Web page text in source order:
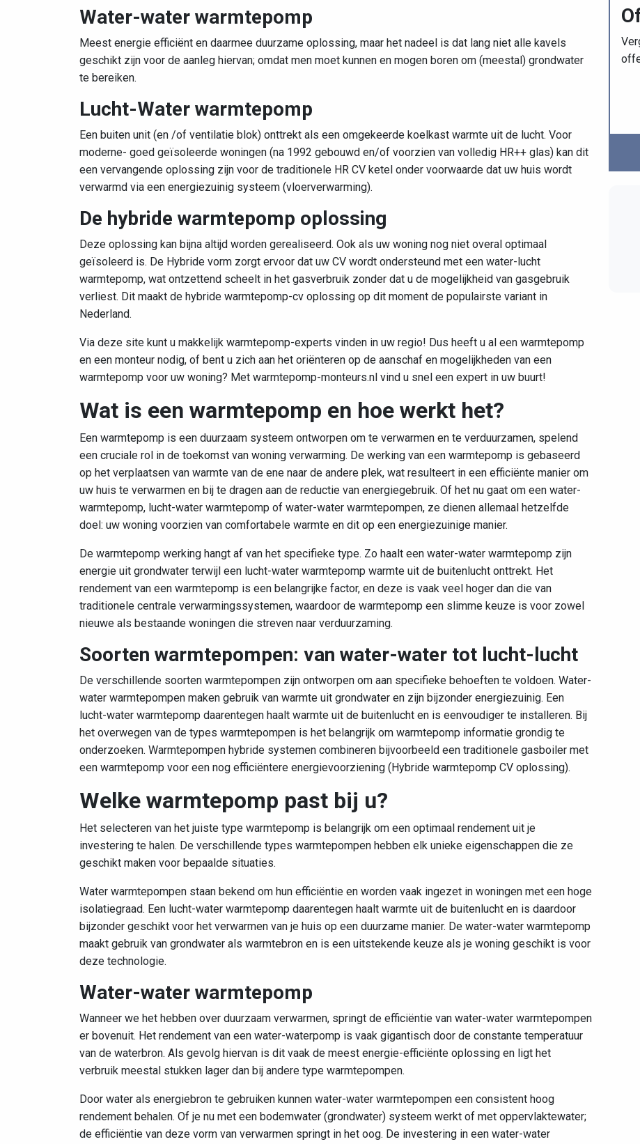
Water-water warmtepomp
Meest energie efficiënt en daarmee duurzame oplossing, maar het nadeel is dat lang niet alle kavels
geschikt zijn voor de aanleg hiervan; omdat men moet kunnen en mogen boren om (meestal) grondwater
te bereiken.
Lucht-Water warmtepomp
Een buiten unit (en /of ventilatie blok) onttrekt als een omgekeerde koelkast warmte uit de lucht. Voor
moderne- goed geïsoleerde woningen (na 1992 gebouwd en/of voorzien van volledig HR++ glas) kan dit
een vervangende oplossing zijn voor de traditionele HR CV ketel onder voorwaarde dat uw huis wordt
verwarmd via een energiezuinig systeem (vloerverwarming).
De hybride warmtepomp oplossing
Deze oplossing kan bijna altijd worden gerealiseerd. Ook als uw woning nog niet overal optimaal
geïsoleerd is. De Hybride vorm zorgt ervoor dat uw CV wordt ondersteund met een water-lucht
warmtepomp, wat ontzettend scheelt in het gasverbruik zonder dat u de mogelijkheid van gasgebruik
verliest. Dit maakt de hybride warmtepomp-cv oplossing op dit moment de populairste variant in
Nederland.
Via deze site kunt u makkelijk warmtepomp-experts vinden in uw regio! Dus heeft u al een warmtepomp
en een monteur nodig, of bent u zich aan het oriënteren op de aanschaf en mogelijkheden van een
warmtepomp voor uw woning? Met warmtepomp-monteurs.nl vind u snel een expert in uw buurt!
Wat is een warmtepomp en hoe werkt het?
Een warmtepomp is een duurzaam systeem ontworpen om te verwarmen en te verduurzamen, spelend
een cruciale rol in de toekomst van woning verwarming. De werking van een warmtepomp is gebaseerd
op het verplaatsen van warmte van de ene naar de andere plek, wat resulteert in een efficiënte manier om
uw huis te verwarmen en bij te dragen aan de reductie van energiegebruik. Of het nu gaat om een water-
warmtepomp, lucht-water warmtepomp of water-water warmtepompen, ze dienen allemaal hetzelfde
doel: uw woning voorzien van comfortabele warmte en dit op een energiezuinige manier.
De warmtepomp werking hangt af van het specifieke type. Zo haalt een water-water warmtepomp zijn
energie uit grondwater terwijl een lucht-water warmtepomp warmte uit de buitenlucht onttrekt. Het
rendement van een warmtepomp is een belangrijke factor, en deze is vaak veel hoger dan die van
traditionele centrale verwarmingssystemen, waardoor de warmtepomp een slimme keuze is voor zowel
nieuwe als bestaande woningen die streven naar verduurzaming.
Soorten warmtepompen: van water-water tot lucht-lucht
De verschillende soorten warmtepompen zijn ontworpen om aan specifieke behoeften te voldoen. Water-
water warmtepompen maken gebruik van warmte uit grondwater en zijn bijzonder energiezuinig. Een
lucht-water warmtepomp daarentegen haalt warmte uit de buitenlucht en is eenvoudiger te installeren. Bij
het overwegen van de types warmtepompen is het belangrijk om warmtepomp informatie grondig te
onderzoeken. Warmtepompen hybride systemen combineren bijvoorbeeld een traditionele gasboiler met
een warmtepomp voor een nog efficiëntere energievoorziening (Hybride warmtepomp CV oplossing).
Welke warmtepomp past bij u?
Het selecteren van het juiste type warmtepomp is belangrijk om een optimaal rendement uit je
investering te halen. De verschillende types warmtepompen hebben elk unieke eigenschappen die ze
geschikt maken voor bepaalde situaties.
Water warmtepompen staan bekend om hun efficiëntie en worden vaak ingezet in woningen met een hoge
isolatiegraad. Een lucht-water warmtepomp daarentegen haalt warmte uit de buitenlucht en is daardoor
bijzonder geschikt voor het verwarmen van je huis op een duurzame manier. De water-water warmtepomp
maakt gebruik van grondwater als warmtebron en is een uitstekende keuze als je woning geschikt is voor
deze technologie.
Water-water warmtepomp
Wanneer we het hebben over duurzaam verwarmen, springt de efficiëntie van water-water warmtepompen
er bovenuit. Het rendement van een water-waterpomp is vaak gigantisch door de constante temperatuur
van de waterbron. Als gevolg hiervan is dit vaak de meest energie-efficiënte oplossing en ligt het
verbruik meestal stukken lager dan bij andere type warmtepompen.
Door water als energiebron te gebruiken kunnen water-water warmtepompen een consistent hoog
rendement behalen. Of je nu met een bodemwater (grondwater) systeem werkt of met oppervlaktewater;
de efficiëntie van deze vorm van verwarmen springt in het oog. De investering in een water-water